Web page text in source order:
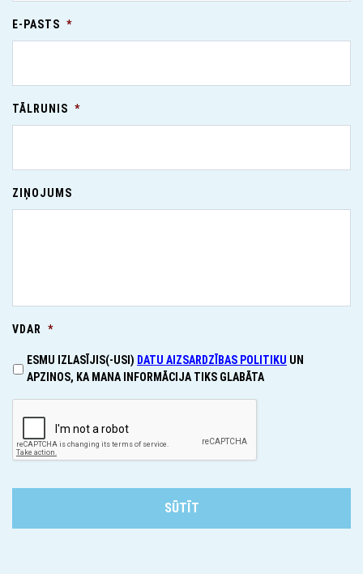
E-PASTS *
TĀLRUNIS *
ZIŅOJUMS
VDAR *
ESMU IZLASĪJIS(-USI) DATU AIZSARDZĪBAS POLITIKU UN
APZINOS, KA MANA INFORMĀCIJA TIKS GLABĀTA